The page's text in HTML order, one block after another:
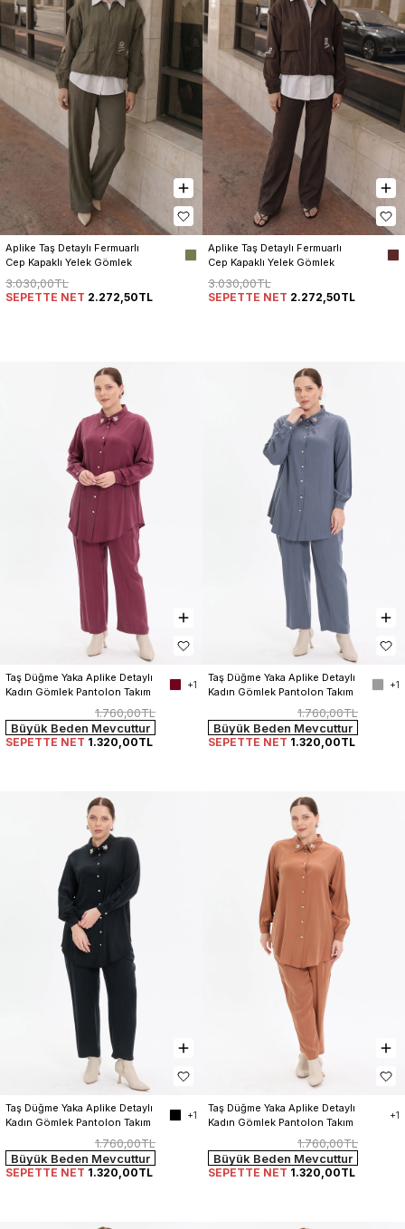
Aplike Taş Detaylı Fermuarlı
Cep Kapaklı Yelek Gömlek
3.030,00TL
SEPETTE NET 2.272,50TL
Aplike Taş Detaylı Fermuarlı
Cep Kapaklı Yelek Gömlek
3.030,00TL
SEPETTE NET 2.272,50TL
Taş Düğme Yaka Aplike Detaylı
Kadın Gömlek Pantolon Takım
+1
1.760,00TL
Büyük Beden Mevcuttur
SEPETTE NET 1.320,00TL
Taş Düğme Yaka Aplike Detaylı
Kadın Gömlek Pantolon Takım
+1
1.760,00TL
Büyük Beden Mevcuttur
SEPETTE NET 1.320,00TL
Taş Düğme Yaka Aplike Detaylı
Kadın Gömlek Pantolon Takım
+1
1.760,00TL
Büyük Beden Mevcuttur
SEPETTE NET 1.320,00TL
Taş Düğme Yaka Aplike Detaylı
Kadın Gömlek Pantolon Takım
+1
1.760,00TL
Büyük Beden Mevcuttur
SEPETTE NET 1.320,00TL